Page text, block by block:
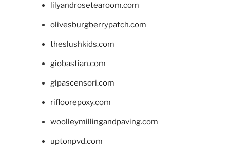
lilyandrosetearoom.com
olivesburgberrypatch.com
theslushkids.com
giobastian.com
glpascensori.com
rifloorepoxy.com
woolleymillingandpaving.com
uptonpvd.com